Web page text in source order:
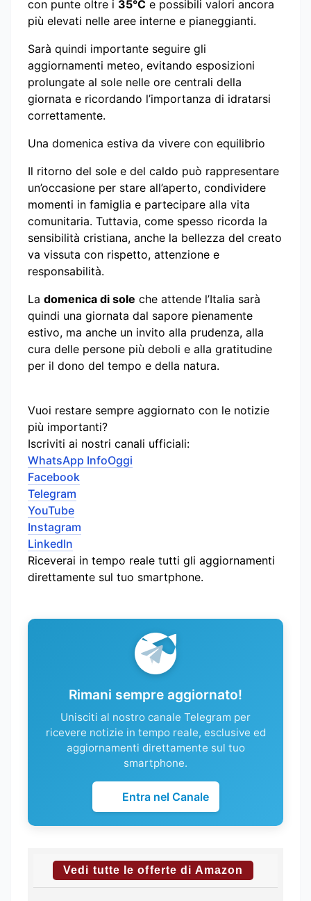
con punte oltre i 35°C e possibili valori ancora
più elevati nelle aree interne e pianeggianti.
Sarà quindi importante seguire gli
aggiornamenti meteo, evitando esposizioni
prolungate al sole nelle ore centrali della
giornata e ricordando l’importanza di idratarsi
correttamente.
Una domenica estiva da vivere con equilibrio
Il ritorno del sole e del caldo può rappresentare
un’occasione per stare all’aperto, condividere
momenti in famiglia e partecipare alla vita
comunitaria. Tuttavia, come spesso ricorda la
sensibilità cristiana, anche la bellezza del creato
va vissuta con rispetto, attenzione e
responsabilità.
La domenica di sole che attende l’Italia sarà
quindi una giornata dal sapore pienamente
estivo, ma anche un invito alla prudenza, alla
cura delle persone più deboli e alla gratitudine
per il dono del tempo e della natura.
Vuoi restare sempre aggiornato con le notizie
più importanti?
Iscriviti ai nostri canali ufficiali:
WhatsApp InfoOggi
Facebook
Telegram
YouTube
Instagram
LinkedIn
Riceverai in tempo reale tutti gli aggiornamenti
direttamente sul tuo smartphone.
Rimani sempre aggiornato!
Unisciti al nostro canale Telegram per
ricevere notizie in tempo reale, esclusive ed
aggiornamenti direttamente sul tuo
smartphone.
Entra nel Canale